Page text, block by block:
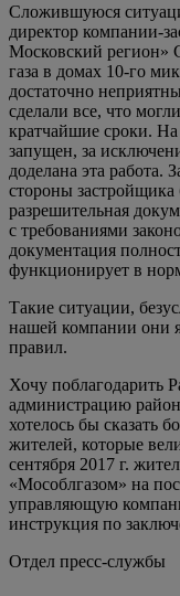
Сложившуюся
директор компании-
Московский регион»
газа в домах 10-го
достаточно
сделали все, что
кратчайшие сроки. На
запущен, за
доделана эта работа.
стороны застройщика
разрешительная
с требованиями
документация
функционирует в
Такие ситуации,
нашей компании они
правил.
Хочу поблагодарить
администрацию
хотелось бы сказать
жителей, которые
сентября 2017 г.
«Мособлгазом» на
управляющую
инструкция по
Отдел пресс-службы